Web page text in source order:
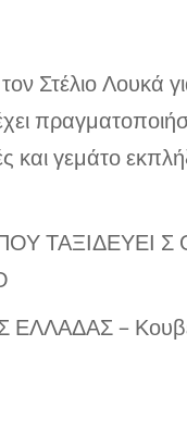
Στέλιο Λουκά
και γεμάτο
ΤΑΞΙΔΕΥΕΙ
–